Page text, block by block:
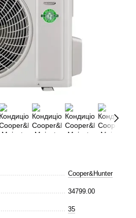
Cooper&Hunter
34799.00
35